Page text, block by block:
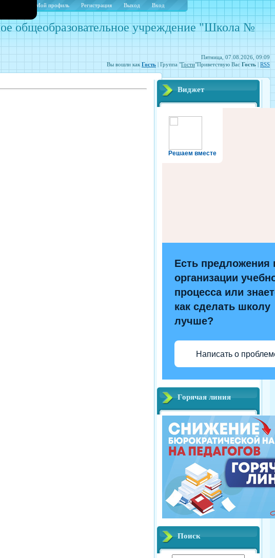
Пятница, 07.08.2026, 09:09
Вы вошли как Гость | Группа "Гости"Приветствую Вас Гость RSS
общеобразовательное учреждение "Школа №
Мой профиль Регистрация Выход Вход
Виджет
Решаем вместе
Есть предложения
организации
процесса или
как сделать школу
лучше?
Написать о
Горячая линия
Поиск